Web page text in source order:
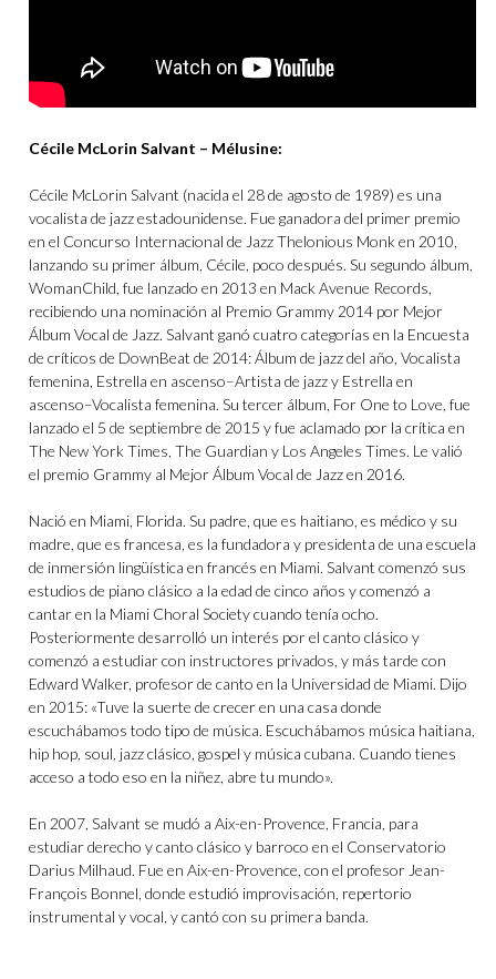
Cécile McLorin Salvant – Mélusine:
Cécile McLorin Salvant (nacida el 28 de agosto de 1989) es una
vocalista de jazz estadounidense. Fue ganadora del primer premio
en el Concurso Internacional de Jazz Thelonious Monk en 2010,
lanzando su primer álbum, Cécile, poco después. Su segundo álbum,
WomanChild, fue lanzado en 2013 en Mack Avenue Records,
recibiendo una nominación al Premio Grammy 2014 por Mejor
Álbum Vocal de Jazz. Salvant ganó cuatro categorías en la Encuesta
de críticos de DownBeat de 2014: Álbum de jazz del año, Vocalista
femenina, Estrella en ascenso–Artista de jazz y Estrella en
ascenso–Vocalista femenina. Su tercer álbum, For One to Love, fue
lanzado el 5 de septiembre de 2015 y fue aclamado por la crítica en
The New York Times, The Guardian y Los Angeles Times. Le valió
el premio Grammy al Mejor Álbum Vocal de Jazz en 2016.
Nació en Miami, Florida. Su padre, que es haitiano, es médico y su
madre, que es francesa, es la fundadora y presidenta de una escuela
de inmersión lingüística en francés en Miami. Salvant comenzó sus
estudios de piano clásico a la edad de cinco años y comenzó a
cantar en la Miami Choral Society cuando tenía ocho.
Posteriormente desarrolló un interés por el canto clásico y
comenzó a estudiar con instructores privados, y más tarde con
Edward Walker, profesor de canto en la Universidad de Miami. Dijo
en 2015: «Tuve la suerte de crecer en una casa donde
escuchábamos todo tipo de música. Escuchábamos música haitiana,
hip hop, soul, jazz clásico, gospel y música cubana. Cuando tienes
acceso a todo eso en la niñez, abre tu mundo».
En 2007, Salvant se mudó a Aix-en-Provence, Francia, para
estudiar derecho y canto clásico y barroco en el Conservatorio
Darius Milhaud. Fue en Aix-en-Provence, con el profesor Jean-
François Bonnel, donde estudió improvisación, repertorio
instrumental y vocal, y cantó con su primera banda.